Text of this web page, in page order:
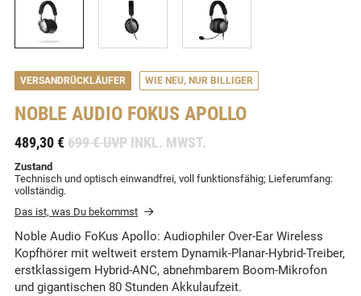
VERSANDRÜCKLÄUFER WIE NEU, NUR BILLIGER
NOBLE AUDIO FOKUS APOLLO
489,30 €699 € UVP INKL. MWST.
Zustand
Technisch und optisch einwandfrei, voll funktionsfähig; Lieferumfang:
vollständig.
Das ist, was Du bekommst
Noble Audio FoKus Apollo: Audiophiler Over-Ear Wireless
Kopfhörer mit weltweit erstem Dynamik-Planar-Hybrid-Treiber,
erstklassigem Hybrid-ANC, abnehmbarem Boom-Mikrofon
und gigantischen 80 Stunden Akkulaufzeit.